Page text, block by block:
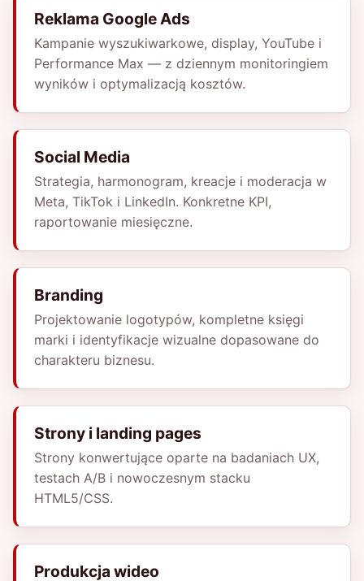
Reklama Google Ads
Kampanie wyszukiwarkowe, display, YouTube i
Performance Max — z dziennym monitoringiem
wyników i optymalizacją kosztów.
Social Media
Strategia, harmonogram, kreacje i moderacja w
Meta, TikTok i LinkedIn. Konkretne KPI,
raportowanie miesięczne.
Branding
Projektowanie logotypów, kompletne księgi
marki i identyfikacje wizualne dopasowane do
charakteru biznesu.
Strony i landing pages
Strony konwertujące oparte na badaniach UX,
testach A/B i nowoczesnym stacku
HTML5/CSS.
Produkcja wideo